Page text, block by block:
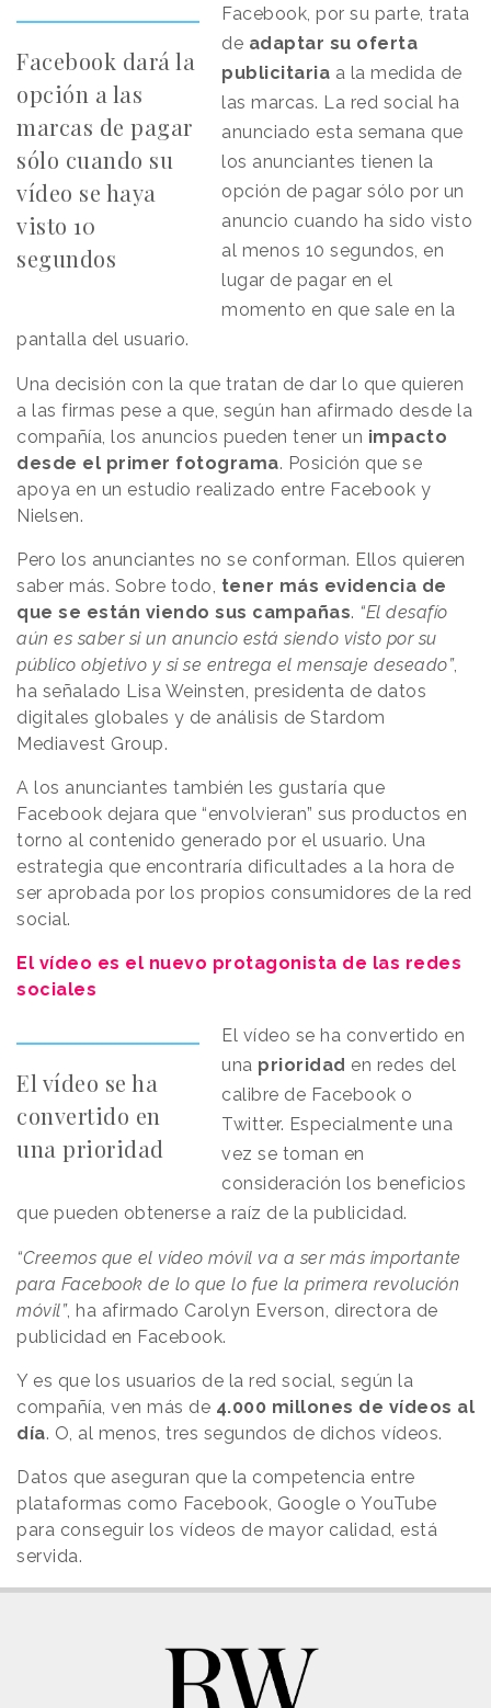
Facebook dará la
opción a las
marcas de pagar
sólo cuando su
vídeo se haya
visto 10
segundos
Facebook, por su parte, trata
de adaptar su oferta
publicitaria a la medida de
las marcas. La red social ha
anunciado esta semana que
los anunciantes tienen la
opción de pagar sólo por un
anuncio cuando ha sido visto
al menos 10 segundos, en
lugar de pagar en el
momento en que sale en la
pantalla del usuario.
Una decisión con la que tratan de dar lo que quieren
a las firmas pese a que, según han afirmado desde la
compañía, los anuncios pueden tener un impacto
desde el primer fotograma. Posición que se
apoya en un estudio realizado entre Facebook y
Nielsen.
Pero los anunciantes no se conforman. Ellos quieren
saber más. Sobre todo, tener más evidencia de
que se están viendo sus campañas. “El desafío
aún es saber si un anuncio está siendo visto por su
público objetivo y si se entrega el mensaje deseado”,
ha señalado Lisa Weinsten, presidenta de datos
digitales globales y de análisis de Stardom
Mediavest Group.
A los anunciantes también les gustaría que
Facebook dejara que “envolvieran” sus productos en
torno al contenido generado por el usuario. Una
estrategia que encontraría dificultades a la hora de
ser aprobada por los propios consumidores de la red
social.
El vídeo es el nuevo protagonista de las redes
sociales
El vídeo se ha
convertido en
una prioridad
El vídeo se ha convertido en
una prioridad en redes del
calibre de Facebook o
Twitter. Especialmente una
vez se toman en
consideración los beneficios
que pueden obtenerse a raíz de la publicidad.
“Creemos que el vídeo móvil va a ser más importante
para Facebook de lo que lo fue la primera revolución
móvil”, ha afirmado Carolyn Everson, directora de
publicidad en Facebook.
Y es que los usuarios de la red social, según la
compañía, ven más de 4.000 millones de vídeos al
día. O, al menos, tres segundos de dichos vídeos.
Datos que aseguran que la competencia entre
plataformas como Facebook, Google o YouTube
para conseguir los vídeos de mayor calidad, está
servida.